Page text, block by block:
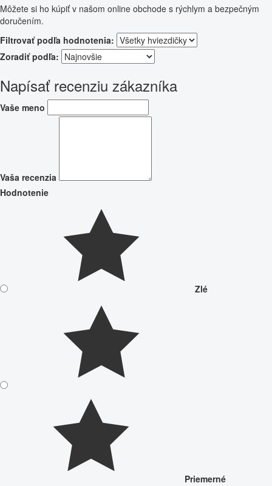
Môžete si ho kúpiť v našom online obchode s rýchlym a bezpečným
doručením.
Filtrovať podľa hodnotenia:
Zoradiť podľa:
Napísať recenziu zákazníka
Vaše meno
Vaša recenzia
Hodnotenie
Zlé
Priemerné